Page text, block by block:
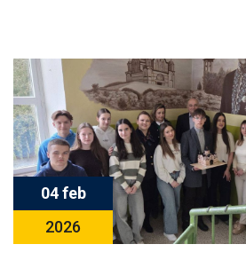
04 feb
2026